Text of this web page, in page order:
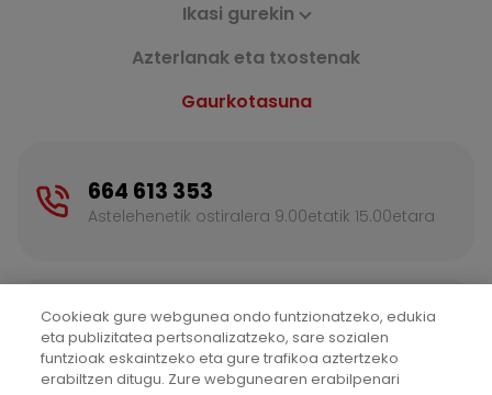
Ikasi gurekin
Azterlanak eta txostenak
Gaurkotasuna
664 613 353
Astelehenetik ostiralera 9.00etatik 15.00etara
Kontaktatu
Informazio gehiagorako idatzi
Cookieak gure webgunea ondo funtzionatzeko, edukia
eta publizitatea pertsonalizatzeko, sare sozialen
funtzioak eskaintzeko eta gure trafikoa aztertzeko
erabiltzen ditugu. Zure webgunearen erabilpenari